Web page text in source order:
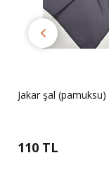
Jakar şal (pamuksu)
110 TL